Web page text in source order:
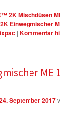
2K Mischdüsen
Einwegmischer
|Kommentar
ME
September 2017